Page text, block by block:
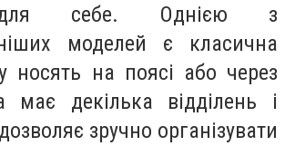
для себе. Однією з
моделей є класична
носять на поясі або через
має декілька відділень і
зручно організувати